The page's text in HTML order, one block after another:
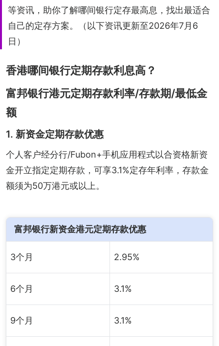
等资讯，助你了解哪间银行定存最高息，找出最适合
自己的定存方案。（以下资讯更新至2026年7月6
日）
香港哪间银行定期存款利息高？
富邦银行港元定期存款利率/存款期/最低金
额
1. 新资金定期存款优惠
个人客户经分行/Fubon+手机应用程式以合资格新资
金开立指定定期存款，可享3.1%定存年利率，存款金
额须为50万港元或以上。
富邦银行新资金港元定期存款优惠
3个月 2.95%
6个月 3.1%
9个月 3.1%